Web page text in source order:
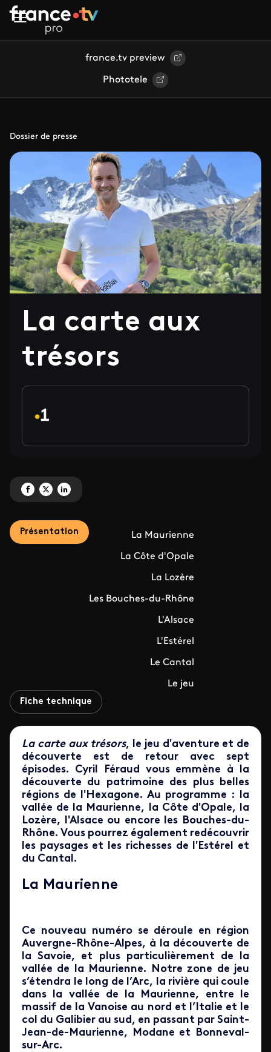
Aller au contenu principal
france.tv preview
Phototele
Dossier de presse
La carte aux
trésors
Partagez 'La carte aux trésors' sur Facebook
Partagez 'La carte aux trésors' sur X
Partagez 'La carte aux trésors' sur LinkedIn
Présentation La Maurienne
La Côte d'Opale
La Lozère
Les Bouches-du-Rhône
L'Alsace
L'Estérel
Le Cantal
Le jeu
Fiche technique
La carte aux trésors, le jeu d'aventure et de
découverte est de retour avec sept
épisodes. Cyril Féraud vous emmène à la
découverte du patrimoine des plus belles
régions de l'Hexagone. Au programme : la
vallée de la Maurienne, la Côte d'Opale, la
Lozère, l'Alsace ou encore les Bouches-du-
Rhône. Vous pourrez également redécouvrir
les paysages et les richesses de l'Estérel et
du Cantal.
La Maurienne
Ce nouveau numéro se déroule en région
Auvergne-Rhône-Alpes, à la découverte de
la Savoie, et plus particulièrement de la
vallée de la Maurienne. Notre zone de jeu
s’étendra le long de l’Arc, la rivière qui coule
dans la vallée de la Maurienne, entre le
massif de la Vanoise au nord et l’Italie et le
col du Galibier au sud, en passant par Saint-
Jean-de-Maurienne, Modane et Bonneval-
sur-Arc.